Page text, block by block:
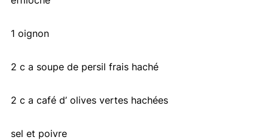
1 oignon
2 c a soupe de persil frais haché
2 c a café d’ olives vertes hachées
sel et poivre